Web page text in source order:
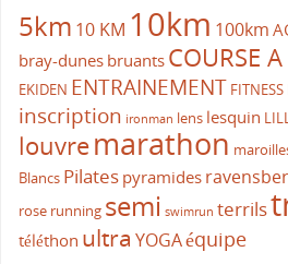
5km 10 KM 10km 100km
bray-dunes bruants COURSE
EKIDEN ENTRAINEMENT FITNESS
inscription ironman lens lesquin
louvremarathon
Blancs Pilates pyramides
rose running semi swimrun terrils
téléthon ultra YOGAéquipe